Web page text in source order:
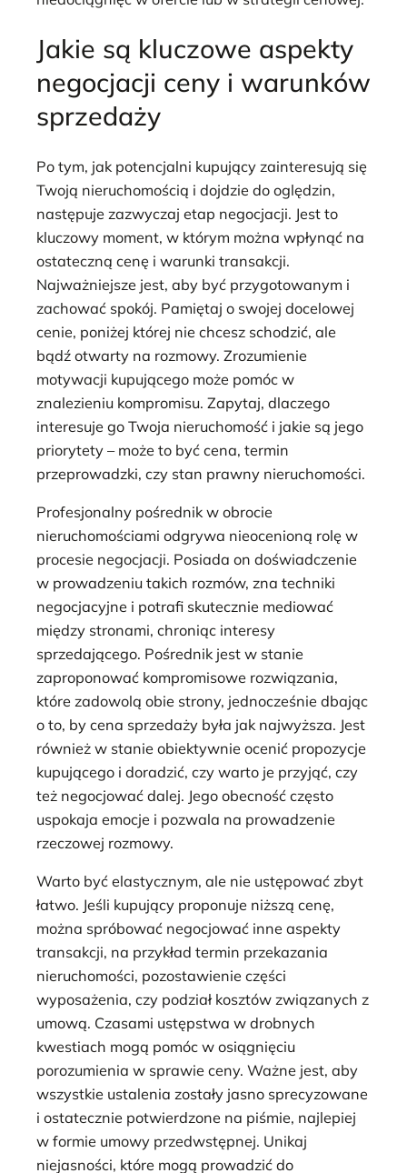
Jakie są kluczowe aspekty
negocjacji ceny i warunków
sprzedaży
Po tym, jak potencjalni kupujący zainteresują się
Twoją nieruchomością i dojdzie do oględzin,
następuje zazwyczaj etap negocjacji. Jest to
kluczowy moment, w którym można wpłynąć na
ostateczną cenę i warunki transakcji.
Najważniejsze jest, aby być przygotowanym i
zachować spokój. Pamiętaj o swojej docelowej
cenie, poniżej której nie chcesz schodzić, ale
bądź otwarty na rozmowy. Zrozumienie
motywacji kupującego może pomóc w
znalezieniu kompromisu. Zapytaj, dlaczego
interesuje go Twoja nieruchomość i jakie są jego
priorytety – może to być cena, termin
przeprowadzki, czy stan prawny nieruchomości.
Profesjonalny pośrednik w obrocie
nieruchomościami odgrywa nieocenioną rolę w
procesie negocjacji. Posiada on doświadczenie
w prowadzeniu takich rozmów, zna techniki
negocjacyjne i potrafi skutecznie mediować
między stronami, chroniąc interesy
sprzedającego. Pośrednik jest w stanie
zaproponować kompromisowe rozwiązania,
które zadowolą obie strony, jednocześnie dbając
o to, by cena sprzedaży była jak najwyższa. Jest
również w stanie obiektywnie ocenić propozycje
kupującego i doradzić, czy warto je przyjąć, czy
też negocjować dalej. Jego obecność często
uspokaja emocje i pozwala na prowadzenie
rzeczowej rozmowy.
Warto być elastycznym, ale nie ustępować zbyt
łatwo. Jeśli kupujący proponuje niższą cenę,
można spróbować negocjować inne aspekty
transakcji, na przykład termin przekazania
nieruchomości, pozostawienie części
wyposażenia, czy podział kosztów związanych z
umową. Czasami ustępstwa w drobnych
kwestiach mogą pomóc w osiągnięciu
porozumienia w sprawie ceny. Ważne jest, aby
wszystkie ustalenia zostały jasno sprecyzowane
i ostatecznie potwierdzone na piśmie, najlepiej
w formie umowy przedwstępnej. Unikaj
niejasności, które mogą prowadzić do